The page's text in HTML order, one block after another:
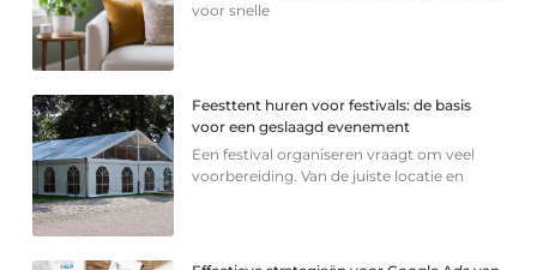
voor snelle
Feesttent huren voor festivals: de basis
voor een geslaagd evenement
Een festival organiseren vraagt om veel
voorbereiding. Van de juiste locatie en